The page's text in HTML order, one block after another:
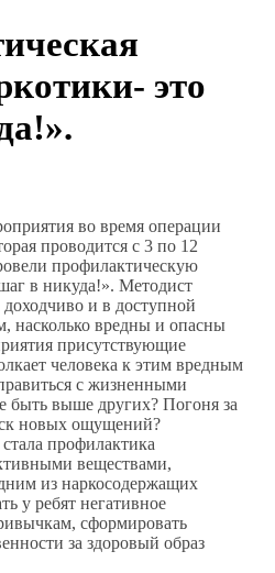
это
проводится с 3 по 12
профилактическую
в никуда!». Методист
доходчиво и в доступной
насколько вредны и опасны
присутствующие
человека к этим вредным
с жизненными
быть выше других? Погоня за
новых ощущений?
профилактика
веществами,
из наркосодержащих
у ребят негативное
сформировать
за здоровый образ